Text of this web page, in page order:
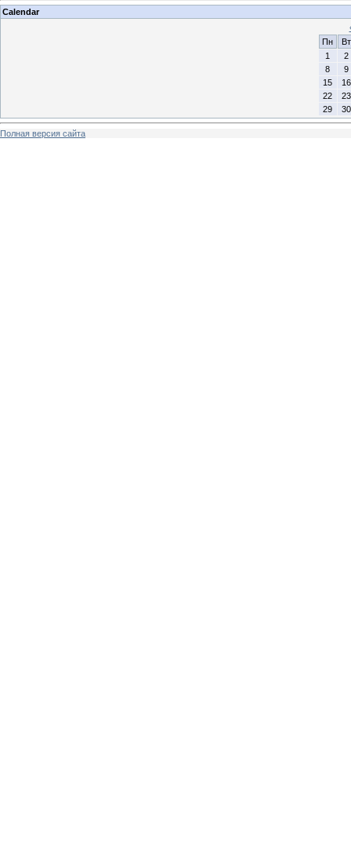
Calendar
Пн
Вт
1
2
8
9
15
16
22
23
29
30
Полная версия сайта